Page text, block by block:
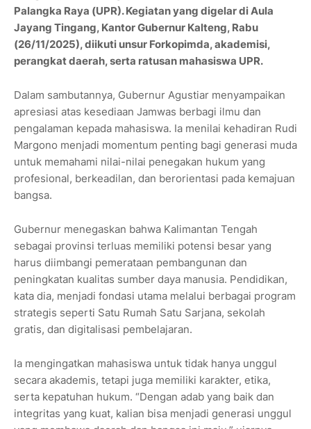
Palangka Raya (UPR). Kegiatan yang digelar di Aula
Jayang Tingang, Kantor Gubernur Kalteng, Rabu
(26/11/2025), diikuti unsur Forkopimda, akademisi,
perangkat daerah, serta ratusan mahasiswa UPR.
Dalam sambutannya, Gubernur Agustiar menyampaikan
apresiasi atas kesediaan Jamwas berbagi ilmu dan
pengalaman kepada mahasiswa. Ia menilai kehadiran Rudi
Margono menjadi momentum penting bagi generasi muda
untuk memahami nilai-nilai penegakan hukum yang
profesional, berkeadilan, dan berorientasi pada kemajuan
bangsa.
Gubernur menegaskan bahwa Kalimantan Tengah
sebagai provinsi terluas memiliki potensi besar yang
harus diimbangi pemerataan pembangunan dan
peningkatan kualitas sumber daya manusia. Pendidikan,
kata dia, menjadi fondasi utama melalui berbagai program
strategis seperti Satu Rumah Satu Sarjana, sekolah
gratis, dan digitalisasi pembelajaran.
Ia mengingatkan mahasiswa untuk tidak hanya unggul
secara akademis, tetapi juga memiliki karakter, etika,
serta kepatuhan hukum. “Dengan adab yang baik dan
integritas yang kuat, kalian bisa menjadi generasi unggul